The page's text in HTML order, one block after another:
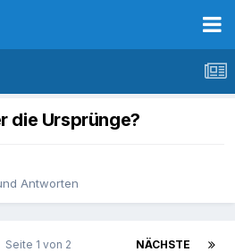
die Ursprünge?
Antworten
NÄCHSTE
Seite 1 von 2